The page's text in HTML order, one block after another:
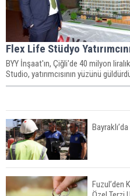
Flex Life Stüdyo
BYY İnşaat'ın, Çiğli'de 40 milyon
Studio, yatırımcısının yüzünü
Fuzul’den